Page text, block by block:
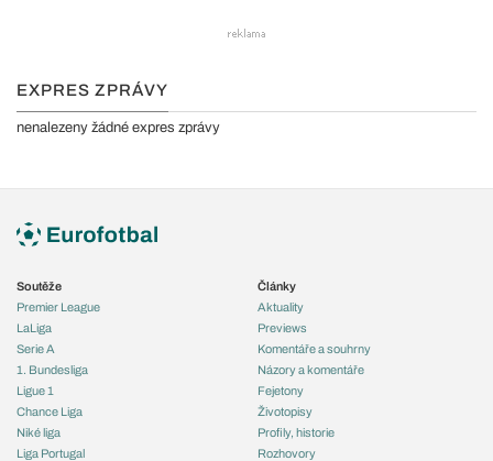
EXPRES ZPRÁVY
nenalezeny žádné expres zprávy
Soutěže
Premier League
LaLiga
Serie A
1. Bundesliga
Ligue 1
Chance Liga
Niké liga
Liga Portugal
Články
Aktuality
Previews
Komentáře a souhrny
Názory a komentáře
Fejetony
Životopisy
Profily, historie
Rozhovory